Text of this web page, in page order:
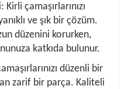
çamaşırlarınızı
ve şık bir çözüm.
düzenini korurken,
katkıda bulunur.
düzenli bir
zarif bir parça. Kaliteli